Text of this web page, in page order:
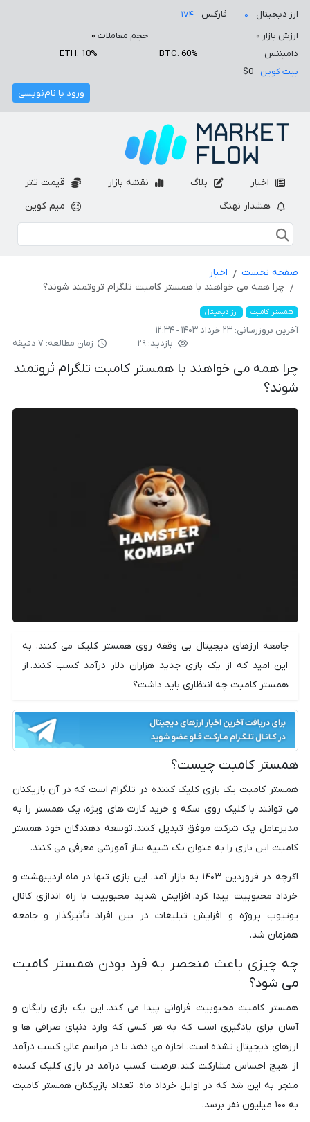
ارز دیجیتال ۰ فارکس
۱۷۴
ارزش بازار ۰ حجم معاملات ۰
دامیننس
BTC: 60%
ETH: 10%
بیت کوین
$0
ورود یا نام‌نویسی
اخبار بلاگ نقشه بازار
قیمت تتر
هشدار نهنگ
میم کوین
صفحه نخست
اخبار
چرا همه می خواهند با همستر کامبت تلگرام ثروتمند شوند؟
همستر کامبت ارز دیجیتال
آخرین بروزرسانی:۲۳ خرداد ۱۴۰۳ - ۱۲:۳۴
بازدید: ۲۹
زمان مطالعه: ۷ دقیقه
چرا همه می خواهند با همستر کامبت تلگرام ثروتمند
شوند؟
جامعه ارزهای دیجیتال بی وقفه روی همستر کلیک می کنند، به
این امید که از یک بازی جدید هزاران دلار درآمد کسب کنند. از
همستر کامبت چه انتظاری باید داشت؟
همستر کامبت چیست؟
همستر کامبت یک بازی کلیک کننده در تلگرام است که در آن بازیکنان
می توانند با کلیک روی سکه و خرید کارت های ویژه، یک همستر را به
مدیرعامل یک شرکت موفق تبدیل کنند. توسعه دهندگان خود همستر
کامبت این بازی را به عنوان یک شبیه ساز آموزشی معرفی می کنند.
اگرچه در فروردین ۱۴۰۳ به بازار آمد، این بازی تنها در ماه اردیبهشت و
خرداد محبوبیت پیدا کرد. افزایش شدید محبوبیت با راه اندازی کانال
یوتیوب پروژه و افزایش تبلیغات در بین افراد تأثیرگذار و جامعه
همزمان شد.
چه چیزی باعث منحصر به فرد بودن همستر کامبت
می شود؟
همستر کامبت محبوبیت فراوانی پیدا می کند. این یک بازی رایگان و
آسان برای یادگیری است که به هر کسی که وارد دنیای صرافی ها و
ارزهای دیجیتال نشده است، اجازه می دهد تا در مراسم عالی کسب درآمد
از هیچ احساس مشارکت کند. فرصت کسب درآمد در بازی کلیک کننده
منجر به این شد که در اوایل خرداد ماه، تعداد بازیکنان همستر کامبت
به ۱۰۰ میلیون نفر برسد.